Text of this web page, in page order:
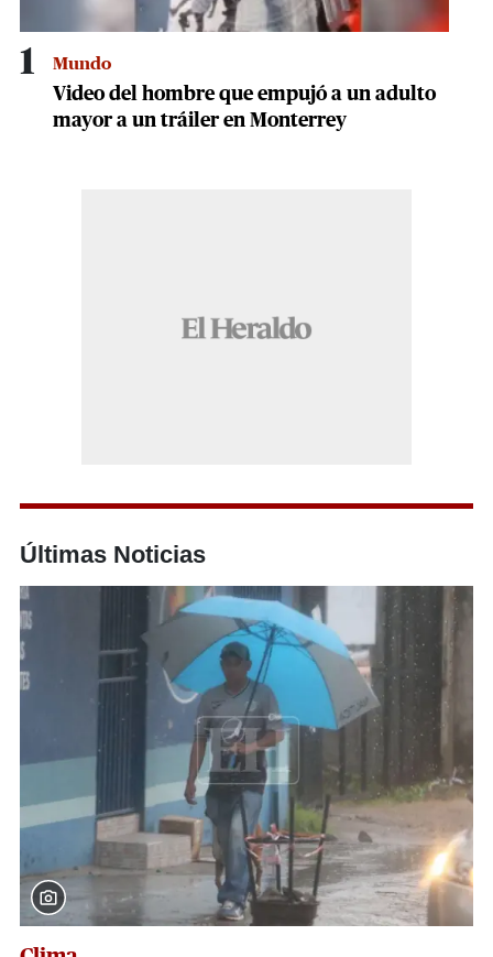
1 Mundo
Video del hombre que empujó a un adulto
mayor a un tráiler en Monterrey
Últimas Noticias